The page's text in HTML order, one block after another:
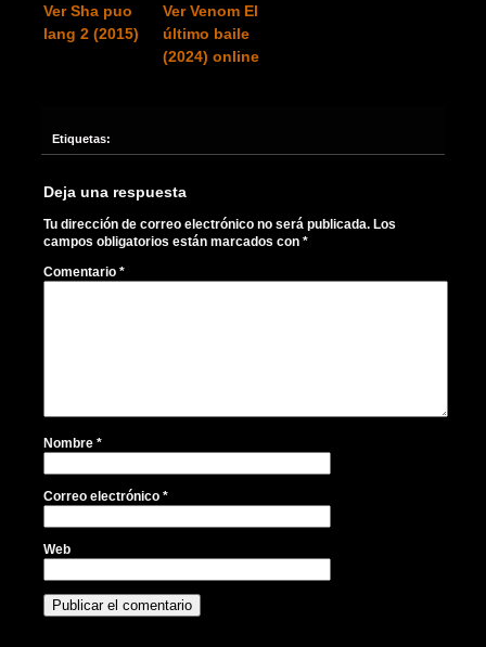
Ver Sha puo
lang 2 (2015)
Ver Venom El
último baile
(2024) online
Etiquetas:
Deja una respuesta
Tu dirección de correo electrónico no será publicada. Los
campos obligatorios están marcados con *
Comentario *
Nombre *
Correo electrónico *
Web